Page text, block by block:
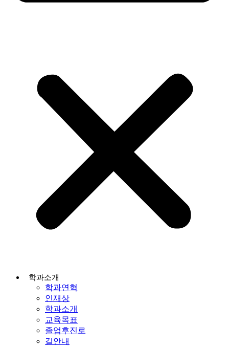
학과소개
학과연혁
인재상
학과소개
교육목표
졸업후진로
길안내